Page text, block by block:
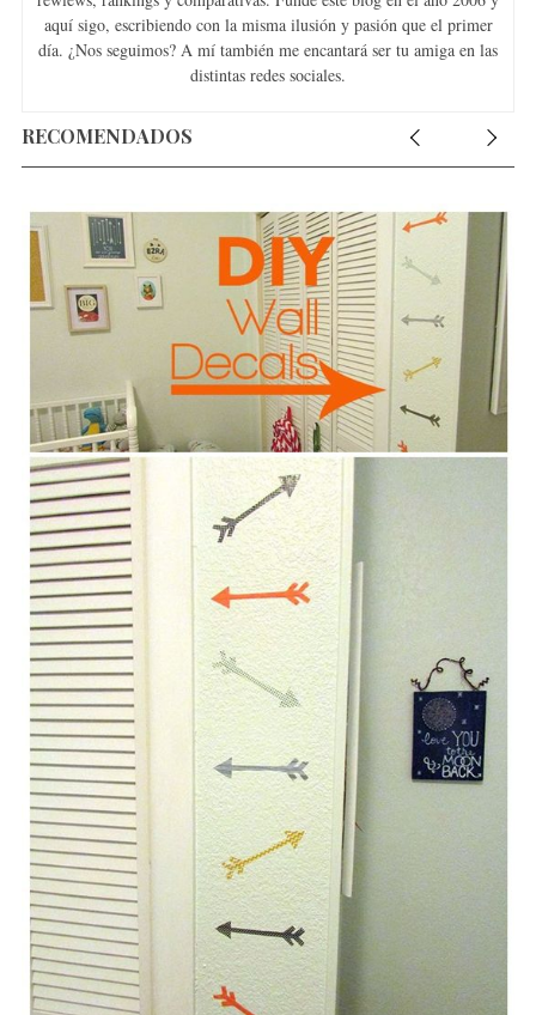
aquí sigo, escribiendo con la misma ilusión y pasión que el primer
día. ¿Nos seguimos? A mí también me encantará ser tu amiga en las
distintas redes sociales.
RECOMENDADOS